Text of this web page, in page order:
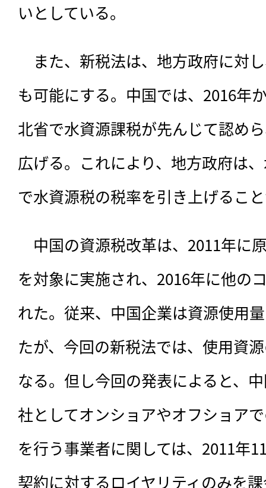
いとしている。
また、新税法は、地方政府に対
も可能にする。中国では、2016年
北省で水資源課税が先んじて認め
広げる。これにより、地方政府は
で水資源税の税率を引き上げるこ
中国の資源税改革は、2011年に
を対象に実施され、2016年に他の
れた。従来、中国企業は資源使用
たが、今回の新税法では、使用資
なる。但し今回の発表によると、
社としてオンショアやオフショア
を行う事業者に関しては、2011年
契約に対するロイヤリティのみを